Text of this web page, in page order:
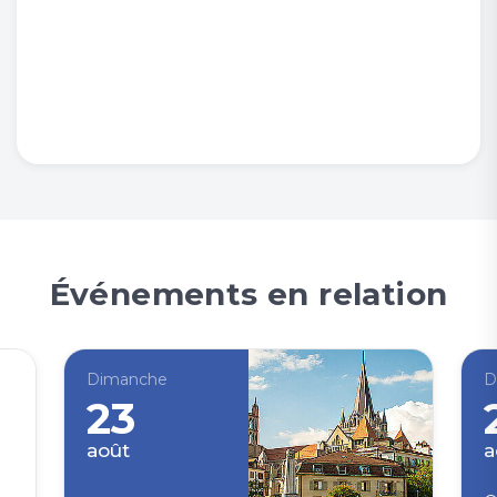
Événements en relation
Dimanche
23
août